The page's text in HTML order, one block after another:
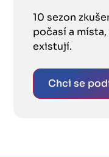
10 sezon
počasí a
existují.
Chci se